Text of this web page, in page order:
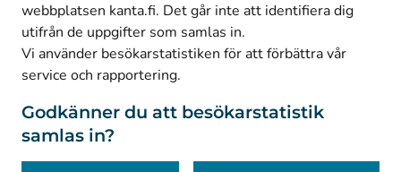
webbplatsen kanta.fi. Det går inte att identifiera dig
utifrån de uppgifter som samlas in.
Vi använder besökarstatistiken för att förbättra vår
service och rapportering.
Godkänner du att besökarstatistik
samlas in?
© Kanta-Palvelut, Kansaneläkelaitos
Dataskydd
Om webbplatsen
Tillgänglighet
Kakor